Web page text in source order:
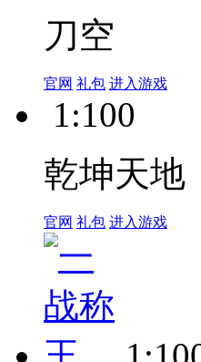
官网 礼包 进入游戏
1:100
官网 礼包 进入游戏
1:100
乾坤天地